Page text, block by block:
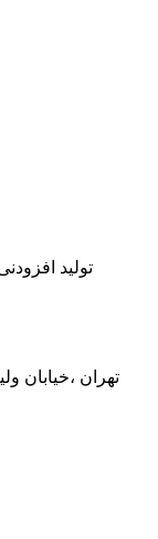
تولید
تهران ،خیابان